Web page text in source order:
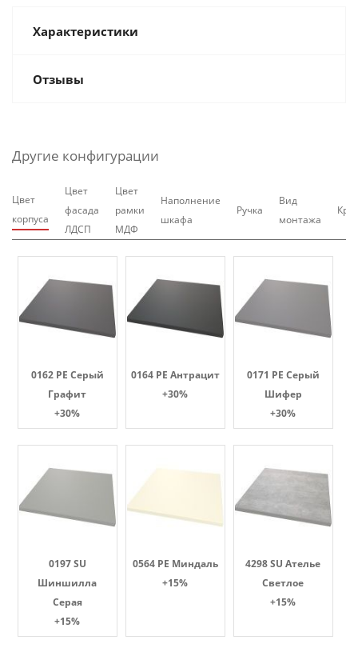
Характеристики
Отзывы
Другие конфигурации
Цвет
корпуса
Цвет
фасада
ЛДСП
Цвет
рамки
МДФ
Наполнение
шкафа
Ручка
Вид
монтажа
0162 PE Серый
Графит
+30%
0164 PE Антрацит
+30%
0171 PE Серый
Шифер
+30%
0197 SU
Шиншилла
Серая
+15%
0564 PE Миндаль
+15%
4298 SU Ателье
Светлое
+15%